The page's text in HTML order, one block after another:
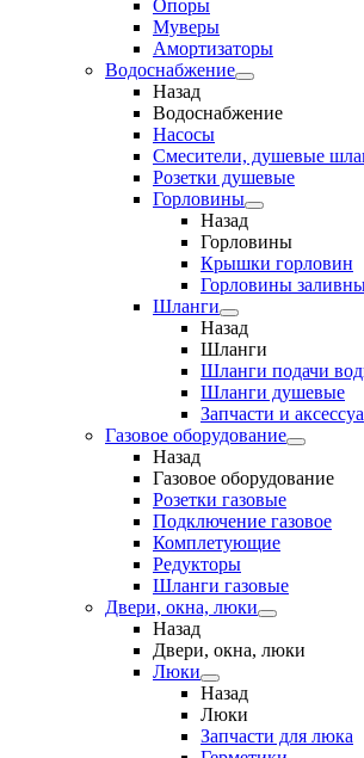
Опоры
Муверы
Амортизаторы
Водоснабжение
Назад
Водоснабжение
Насосы
Смесители, душевые
Розетки душевые
Горловины
Назад
Горловины
Крышки горловин
Горловины
Шланги
Назад
Шланги
Шланги подачи
Шланги душевые
Запчасти и
Газовое оборудование
Назад
Газовое оборудование
Розетки газовые
Подключение газовое
Комплетующие
Редукторы
Шланги газовые
Двери, окна, люки
Назад
Двери, окна, люки
Люки
Назад
Люки
Запчасти для люка